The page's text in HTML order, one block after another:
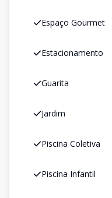
Espaço Gourmet
Estacionamento
Guarita
Jardim
Piscina Coletiva
Piscina Infantil